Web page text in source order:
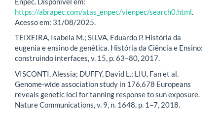
https://abrapec.com/atas_enpec/vienpec/search0.html.
Acesso em: 31/08/2025.
TEIXEIRA, Isabela M.; SILVA, Eduardo P. História da
eugenia e ensino de genética. História da Ciência e Ensino:
construindo interfaces, v. 15, p. 63–80, 2017.
VISCONTI, Alessia; DUFFY, David L.; LIU, Fan et al.
Genome-wide association study in 176,678 Europeans
reveals genetic loci for tanning response to sun exposure.
Nature Communications, v. 9, n. 1648, p. 1–7, 2018.